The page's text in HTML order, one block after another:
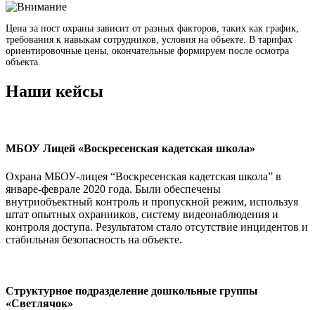
Цена за пост охраны зависит от разных факторов, таких как график,
требования к навыкам сотрудников, условия на объекте. В тарифах
ориентировочные цены, окончательные формируем после осмотра
объекта.
Наши кейсы
МБОУ Лицей «Воскресенская кадетская школа»
Охрана МБОУ-лицея “Воскресенская кадетская школа” в
январе-феврале 2020 года. Были обеспечены
внутриобъектный контроль и пропускной режим, используя
штат опытных охранников, систему видеонаблюдения и
контроля доступа. Результатом стало отсутствие инцидентов и
стабильная безопасность на объекте.
Структурное подразделение дошкольные группы
«Светлячок»